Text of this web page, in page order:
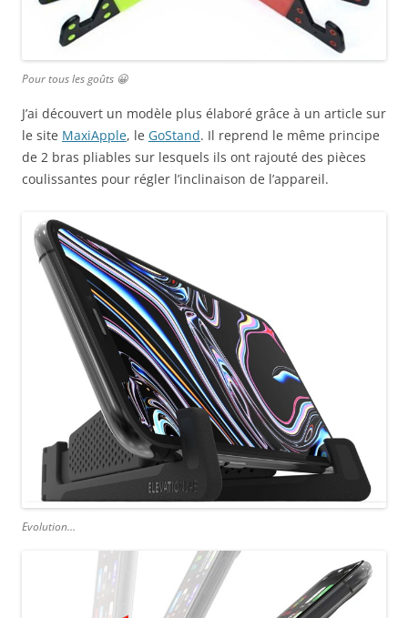
Pour tous les goûts 😀
J’ai découvert un modèle plus élaboré grâce à un article sur
le site MaxiApple, le GoStand. Il reprend le même principe
de 2 bras pliables sur lesquels ils ont rajouté des pièces
coulissantes pour régler l’inclinaison de l’appareil.
Evolution…